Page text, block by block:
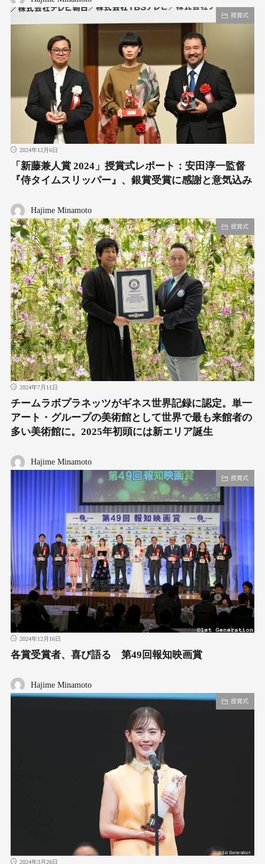
授賞式
2024年12月6日
「新藤兼人賞 2024」授賞式レポート：安田淳一監督
『侍タイムスリッパー』、銀賞受賞に感謝と意気込み
Hajime Minamoto
授賞式
2024年7月11日
チームラボプラネッツがギネス世界記録に認定。単一
アート・グループの美術館として世界で最も来館者の
多い美術館に。2025年初頭には新エリア誕生
Hajime Minamoto
授賞式
2024年12月16日
各賞受賞者、喜び語る 第49回報知映画賞
Hajime Minamoto
授賞式
2024年3月26日